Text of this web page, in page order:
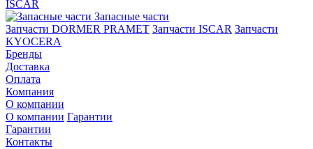
ISCAR
Запасные части
Запчасти DORMER PRAMET Запчасти ISCAR Запчасти
KYOCERA
Бренды
Доставка
Оплата
Компания
О компании
О компании Гарантии
Гарантии
Контакты